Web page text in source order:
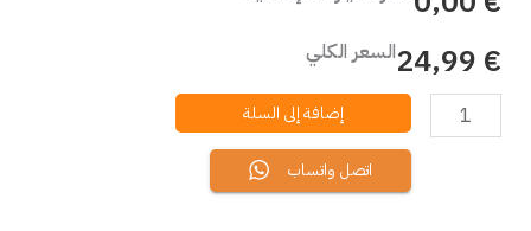
السعر الكلي € 24,99
إضافة إلى السلة
اتصل واتساب